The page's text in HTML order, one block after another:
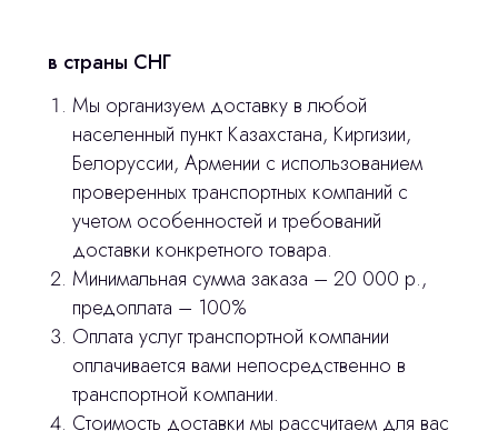
в страны СНГ
Мы организуем доставку в любой
населенный пункт Казахстана, Киргизии,
Белоруссии, Армении с использованием
проверенных транспортных компаний с
учетом особенностей и требований
доставки конкретного товара.
Минимальная сумма заказа – 20 000 р.,
предоплата – 100%
Оплата услуг транспортной компании
оплачивается вами непосредственно в
транспортной компании.
Стоимость доставки мы рассчитаем для вас
сделано
3D печать
Лицензирование
Изготовление хирургических шаблонов
Оплата и доставка
Политика конфиденциальности
Контакты